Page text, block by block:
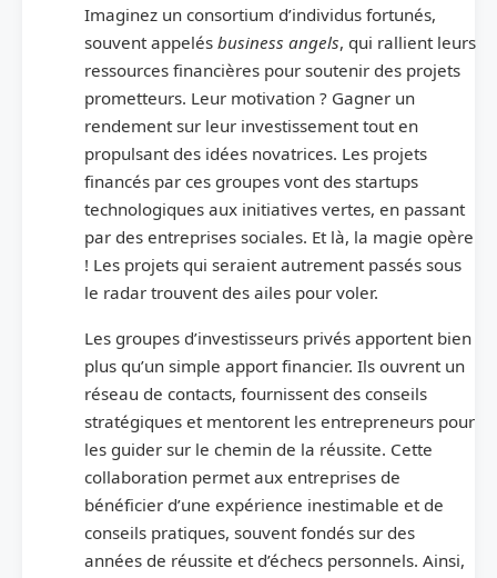
Imaginez un consortium d’individus fortunés,
souvent appelés business angels, qui rallient leurs
ressources financières pour soutenir des projets
prometteurs. Leur motivation ? Gagner un
rendement sur leur investissement tout en
propulsant des idées novatrices. Les projets
financés par ces groupes vont des startups
technologiques aux initiatives vertes, en passant
par des entreprises sociales. Et là, la magie opère
! Les projets qui seraient autrement passés sous
le radar trouvent des ailes pour voler.
Les groupes d’investisseurs privés apportent bien
plus qu’un simple apport financier. Ils ouvrent un
réseau de contacts, fournissent des conseils
stratégiques et mentorent les entrepreneurs pour
les guider sur le chemin de la réussite. Cette
collaboration permet aux entreprises de
bénéficier d’une expérience inestimable et de
conseils pratiques, souvent fondés sur des
années de réussite et d’échecs personnels. Ainsi,